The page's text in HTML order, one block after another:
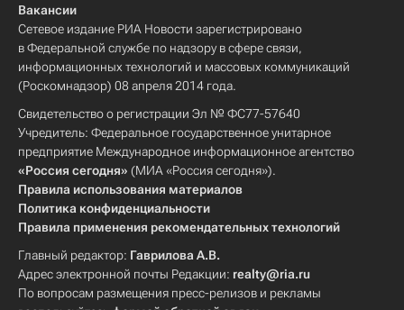
Вакансии
Сетевое издание РИА Новости зарегистрировано
в Федеральной службе по надзору в сфере связи,
информационных технологий и массовых коммуникаций
(Роскомнадзор) 08 апреля 2014 года.
Свидетельство о регистрации Эл № ФС77-57640
Учредитель: Федеральное государственное унитарное
предприятие Международное информационное агентство
«Россия сегодня» (МИА «Россия сегодня»).
Правила использования материалов
Политика конфиденциальности
Правила применения рекомендательных технологий
Главный редактор: Гаврилова А.В.
Адрес электронной почты Редакции: realty@ria.ru
По вопросам размещения пресс-релизов и рекламы